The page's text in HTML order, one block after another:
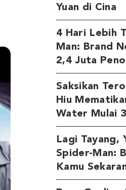
Yuan di Cina
4 Hari Lebih
Man: Brand
2,4 Juta
Saksikan
Hiu
Water Mulai
Lagi Tayang,
Spider-Man:
Kamu